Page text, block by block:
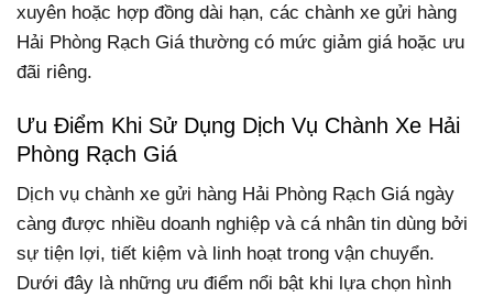
xuyên hoặc hợp đồng dài hạn, các chành xe gửi hàng
Hải Phòng Rạch Giá thường có mức giảm giá hoặc ưu
đãi riêng.
Ưu Điểm Khi Sử Dụng Dịch Vụ Chành Xe Hải
Phòng Rạch Giá
Dịch vụ chành xe gửi hàng Hải Phòng Rạch Giá ngày
càng được nhiều doanh nghiệp và cá nhân tin dùng bởi
sự tiện lợi, tiết kiệm và linh hoạt trong vận chuyển.
Dưới đây là những ưu điểm nổi bật khi lựa chọn hình